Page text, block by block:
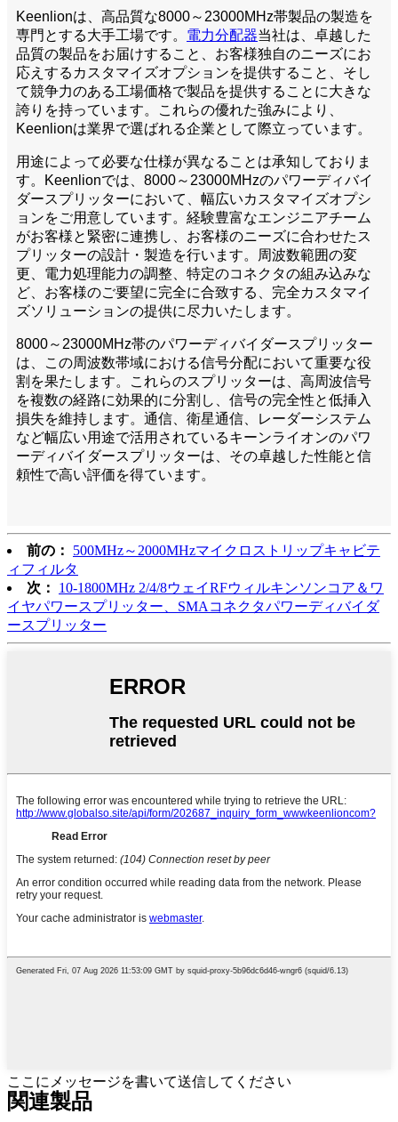
Keenlionは、高品質な8000～23000MHz帯製品の製造を
専門とする大手工場です。 電力分配器当社は、卓越した
品質の製品をお届けすること、お客様独自のニーズにお
応えするカスタマイズオプションを提供すること、そし
て競争力のある工場価格で製品を提供することに大きな
誇りを持っています。これらの優れた強みにより、
Keenlionは業界で選ばれる企業として際立っています。
用途によって必要な仕様が異なることは承知しておりま
す。Keenlionでは、8000～23000MHzのパワーディバイ
ダースプリッターにおいて、幅広いカスタマイズオプシ
ョンをご用意しています。経験豊富なエンジニアチーム
がお客様と緊密に連携し、お客様のニーズに合わせたス
プリッターの設計・製造を行います。周波数範囲の変
更、電力処理能力の調整、特定のコネクタの組み込みな
ど、お客様のご要望に完全に合致する、完全カスタマイ
ズソリューションの提供に尽力いたします。
8000～23000MHz帯のパワーディバイダースプリッター
は、この周波数帯域における信号分配において重要な役
割を果たします。これらのスプリッターは、高周波信号
を複数の経路に効果的に分割し、信号の完全性と低挿入
損失を維持します。通信、衛星通信、レーダーシステム
など幅広い用途で活用されているキーンライオンのパワ
ーディバイダースプリッターは、その卓越した性能と信
頼性で高い評価を得ています。
前の：
500MHz～2000MHzマイクロストリップキャビテ
ィフィルタ
次：
10-1800MHz 2/4/8ウェイRFウィルキンソンコア＆ワ
イヤパワースプリッター、SMAコネクタパワーディバイダ
ースプリッター
ここにメッセージを書いて送信してください
関連製品